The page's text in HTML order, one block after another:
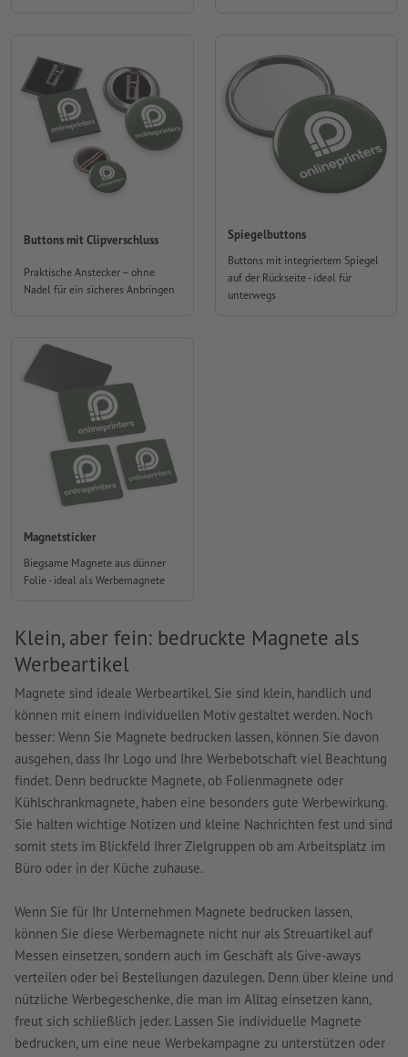
Buttons mit Clipverschluss
Praktische Anstecker – ohne
Nadel für ein sicheres Anbringen
Spiegelbuttons
Buttons mit integriertem Spiegel
auf der Rückseite - ideal für
unterwegs
Magnetsticker
Biegsame Magnete aus dünner
Folie - ideal als Werbemagnete
Klein, aber fein: bedruckte Magnete als
Werbeartikel
Magnete sind ideale Werbeartikel. Sie sind klein, handlich und
können mit einem individuellen Motiv gestaltet werden. Noch
besser: Wenn Sie Magnete bedrucken lassen, können Sie davon
ausgehen, dass Ihr Logo und Ihre Werbebotschaft viel Beachtung
findet. Denn bedruckte Magnete, ob Folienmagnete oder
Kühlschrankmagnete, haben eine besonders gute Werbewirkung.
Sie halten wichtige Notizen und kleine Nachrichten fest und sind
somit stets im Blickfeld Ihrer Zielgruppen ob am Arbeitsplatz im
Büro oder in der Küche zuhause.
Wenn Sie für Ihr Unternehmen Magnete bedrucken lassen,
können Sie diese Werbemagnete nicht nur als Streuartikel auf
Messen einsetzen, sondern auch im Geschäft als Give-aways
verteilen oder bei Bestellungen dazulegen. Denn über kleine und
nützliche Werbegeschenke, die man im Alltag einsetzen kann,
freut sich schließlich jeder. Lassen Sie individuelle Magnete
bedrucken, um eine neue Werbekampagne zu unterstützen oder